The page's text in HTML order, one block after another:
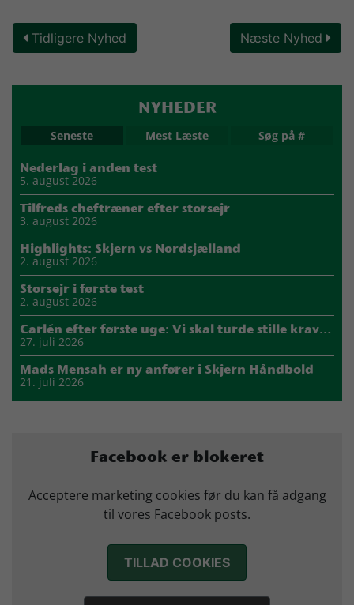
Tidligere Nyhed Næste Nyhed
NYHEDER
Seneste Mest Læste Søg på #
Nederlag i anden test
5. august 2026
Tilfreds cheftræner efter storsejr
3. august 2026
Highlights: Skjern vs Nordsjælland
2. august 2026
Storsejr i første test
2. august 2026
Carlén efter første uge: Vi skal turde stille krav til hinanden
27. juli 2026
Mads Mensah er ny anfører i Skjern Håndbold
21. juli 2026
Marius Nørsøller udlejes til HØJ Elite
Morten Vium takker af efter 17 sæsoner i grønt
12. juli 2026
Facebook er blokeret
Acceptere marketing cookies før du kan få adgang
til vores Facebook posts.
TILLAD COOKIES